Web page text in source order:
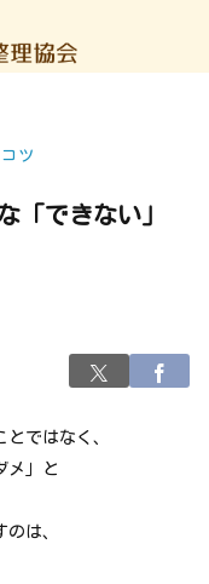
ツ
「できない」
ではなく、
メ」と
は、